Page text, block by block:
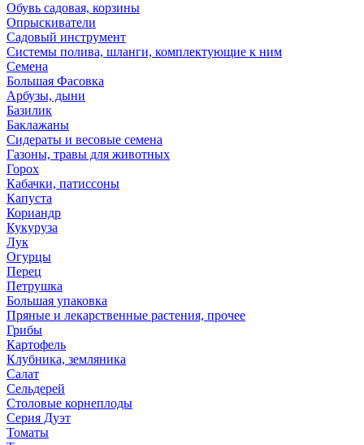
Обувь садовая, корзины
Опрыскиватели
Садовый инструмент
Системы полива, шланги, комплектующие к ним
Семена
Большая Фасовка
Арбузы, дыни
Базилик
Баклажаны
Сидераты и весовые семена
Газоны, травы для животных
Горох
Кабачки, патиссоны
Капуста
Кориандр
Кукуруза
Лук
Огурцы
Перец
Петрушка
Большая упаковка
Пряные и лекарственные растения, прочее
Грибы
Картофель
Клубника, земляника
Салат
Сельдерей
Столовые корнеплоды
Серия Дуэт
Томаты